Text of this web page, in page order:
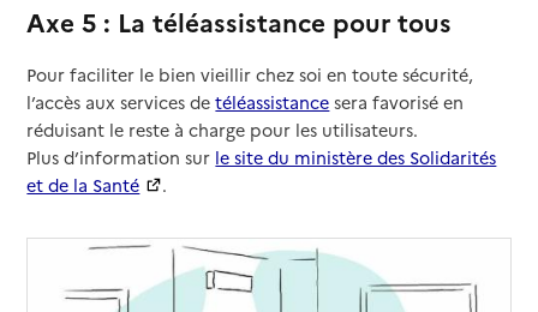
Axe 5 : La téléassistance pour tous
Pour faciliter le bien vieillir chez soi en toute sécurité,
l’accès aux services detéléassistance sera favorisé en
réduisant le reste à charge pour les utilisateurs.
Plus d’information sur le site du ministère des Solidarités
et de la Santé
.